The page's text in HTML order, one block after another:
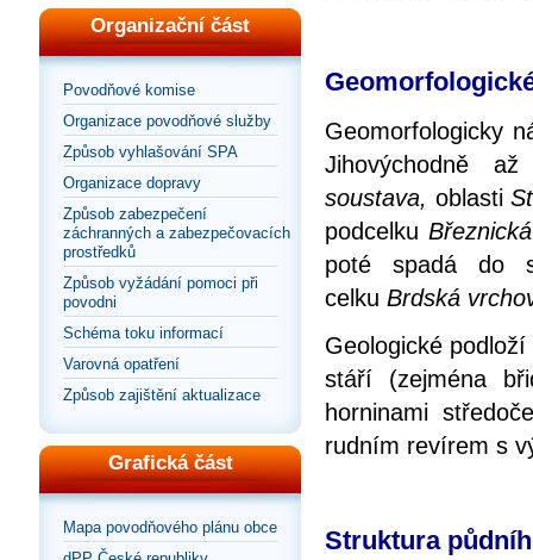
Organizační část
Povodňové komise
Organizace povodňové služby
Způsob vyhlašování SPA
Organizace dopravy
Způsob zabezpečení
záchranných a zabezpečovacích
prostředků
Způsob vyžádání pomoci při
povodni
Schéma toku informací
Varovná opatření
Způsob zajištění aktualizace
Grafická část
Mapa povodňového plánu obce
Geomorfologicky
Jihovýchodně
soustava, oblasti
podcelku
poté spadá do
celku Brdská
Geologické
stáří (zejména
horninami
rudním revírem s
Struktura